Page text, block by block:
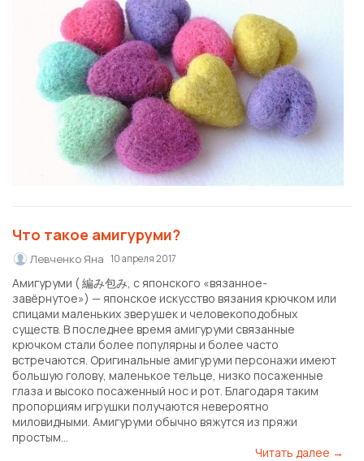
Что такое амигуруми?
Левченко Яна 10 апреля 2017
Амигуруми ( 編み包み, с японского «вязанное-
завёрнутое») — японское искусство вязания крючком или
спицами маленьких зверушек и человекоподобных
существ. В последнее время амигуруми связанные
крючком стали более популярны и более часто
встречаются. Оригинальные амигуруми персонажи имеют
большую голову, маленькое тельце, низко посаженные
глаза и высоко посаженный нос и рот. Благодаря таким
пропорциям игрушки получаются невероятно
миловидными. Амигуруми обычно вяжутся из пряжи
простым...
Читать далее →